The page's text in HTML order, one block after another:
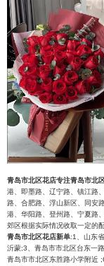
青岛市北区花店专注青岛市北
港、即墨路、辽宁路、镇江路
路、合肥路、浮山新区、同安
港、华阳路、登州路、宁夏路
郊区根据实际情况收取一定的
青岛市北区花店新单:1、山东
沂蒙;3、青岛市市北区台东一
青岛市市北区东胜路小学附近